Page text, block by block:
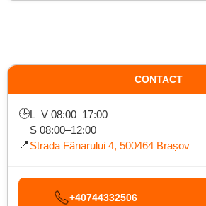
CONTACT
🕒L–V 08:00–17:00
S 08:00–12:00
📍Strada Fânarului 4, 500464 Brașov
+40744332506